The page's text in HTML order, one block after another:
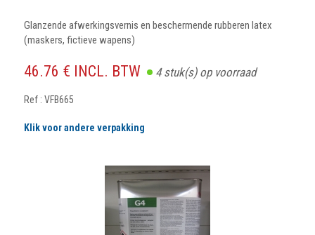
Glanzende afwerkingsvernis en beschermende rubberen latex
(maskers, fictieve wapens)
46.76 € INCL. BTW 4stuk(s) op voorraad
Ref : VFB665
Klik voor andere verpakking